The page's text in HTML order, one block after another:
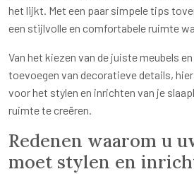
het lijkt. Met een paar simpele tips
een stijlvolle en comfortabele ruimte
Van het kiezen van de juiste meubels
toevoegen van decoratieve details,
voor het stylen en inrichten van je
ruimte te creëren.
Redenen waarom u
moet stylen en